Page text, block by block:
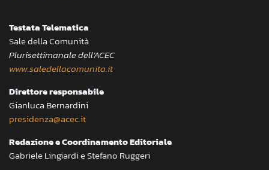
Testata Telematica
Sale della Comunità
Plurisettimanale dell’ACEC
www.saledellacomunita.it
Direttore responsabile
Gianluca Bernardini
presidenza@acec.it
Redazione e Coordinamento Editoriale
Gabriele Lingiardi e Stefano Ruggeri